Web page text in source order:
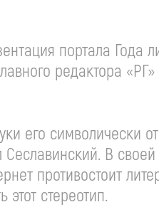
портала Года
редактора
его символически
В своей
противостоит
стереотип.